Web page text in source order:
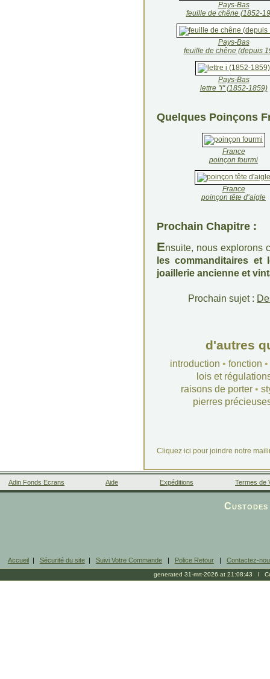
Pays-Bas
feuille de chêne (1852-
Pays-Bas
feuille de chêne (depuis
Pays-Bas
lettre "i" (1852-1859)
Quelques Poinçons
France
poinçon fourmi
France
poinçon tête d’aigle
Prochain Chapitre :
Ensuite, nous explorons
les commanditaires et
joaillerie ancienne et
Prochain sujet :
d'autres
introduction • fonction •
lois et
raisons de porter•
pierres
Cliquez ici pour joindre notre
Adin Fonds Ecrans Aide Expéditions Termes de
Accueil | Sécurité du site | Suivi Votre Commande | Police Retour | Contactez-
generated 31-mrt-2026 at 21:08:43 l